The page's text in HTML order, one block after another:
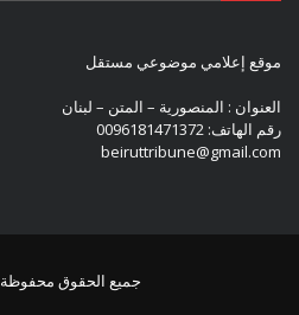
موقع إعلامي موضوعي مستقل
العنوان : المنصورية – المتن – لبنان
رقم الهاتف: 0096181471372
beiruttribune@gmail.com
جميع الحقوق محفوظة 2020-2021